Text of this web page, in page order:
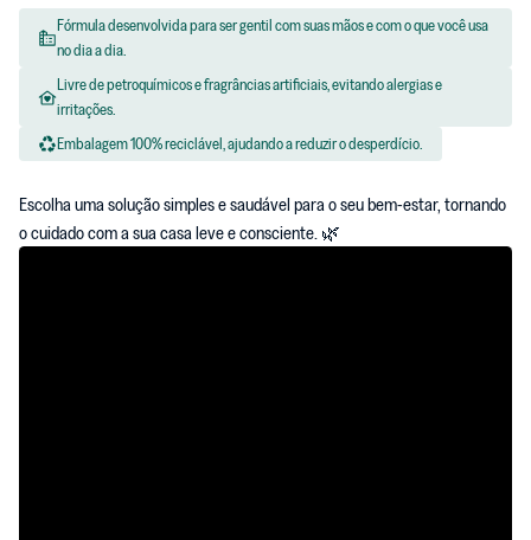
Fórmula desenvolvida para ser gentil com suas mãos e com o que você usa
no dia a dia.
Livre de petroquímicos e fragrâncias artificiais, evitando alergias e
irritações.
Embalagem 100% reciclável, ajudando a reduzir o desperdício.
Escolha uma solução simples e saudável para o seu bem-estar, tornando
o cuidado com a sua casa leve e consciente. 🌿